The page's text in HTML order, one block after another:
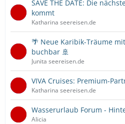
SAVE THE DATE: Die
kommt
Katharina seereisen.de
🌴 Neue Karibik-Träume
buchbar 🚢
Junita seereisen.de
VIVA Cruises: Premium-
Katharina seereisen.de
Wasserurlaub Forum -
Alicia